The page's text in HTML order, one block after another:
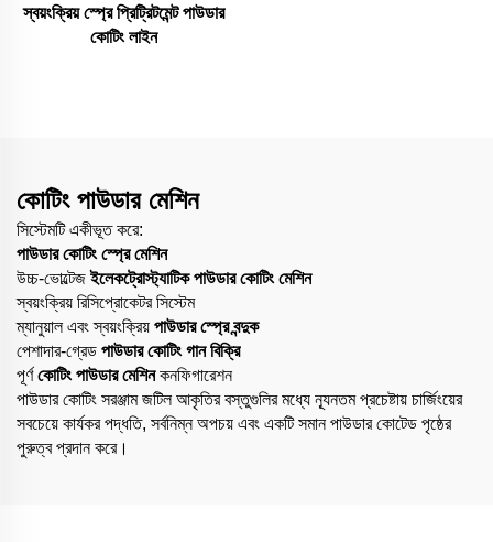
স্বয়ংক্রিয় স্প্রে প্রিট্রিটমেন্ট পাউডার
কোটিং লাইন
কোটিং পাউডার মেশিন
সিস্টেমটি একীভূত করে:
পাউডার কোটিং স্প্রে মেশিন
উচ্চ-ভোল্টেজইলেকট্রোস্ট্যাটিক পাউডার কোটিং মেশিন
স্বয়ংক্রিয় রিসিপ্রোকেটর সিস্টেম
ম্যানুয়াল এবং স্বয়ংক্রিয় পাউডার স্প্রে বন্দুক
পেশাদার-গ্রেড পাউডার কোটিং গান বিক্রি
পূর্ণকোটিং পাউডার মেশিনকনফিগারেশন
পাউডার কোটিং সরঞ্জাম জটিল আকৃতির বস্তুগুলির মধ্যে ন্যূনতম প্রচেষ্টায় চার্জিংয়ের
সবচেয়ে কার্যকর পদ্ধতি, সর্বনিম্ন অপচয় এবং একটি সমান পাউডার কোটেড পৃষ্ঠের
পুরুত্ব প্রদান করে।